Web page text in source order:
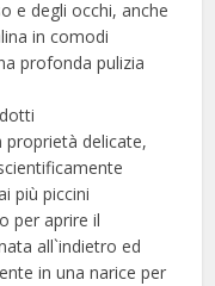
e degli occhi, anche
in comodi
profonda pulizia
delicate,
più piccini
per aprire il
all`indietro ed
in una narice per